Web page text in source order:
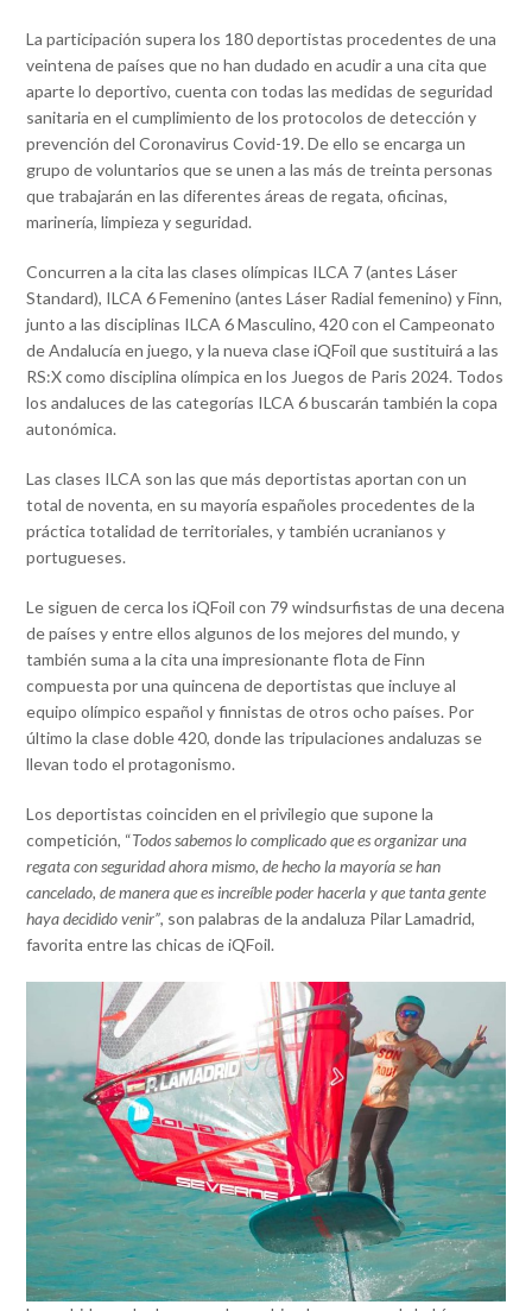
La participación supera los 180 deportistas procedentes de una
veintena de países que no han dudado en acudir a una cita que
aparte lo deportivo, cuenta con todas las medidas de seguridad
sanitaria en el cumplimiento de los protocolos de detección y
prevención del Coronavirus Covid-19. De ello se encarga un
grupo de voluntarios que se unen a las más de treinta personas
que trabajarán en las diferentes áreas de regata, oficinas,
marinería, limpieza y seguridad.
Concurren a la cita las clases olímpicas ILCA 7 (antes Láser
Standard), ILCA 6 Femenino (antes Láser Radial femenino) y Finn,
junto a las disciplinas ILCA 6 Masculino, 420 con el Campeonato
de Andalucía en juego, y la nueva clase iQFoil que sustituirá a las
RS:X como disciplina olímpica en los Juegos de Paris 2024. Todos
los andaluces de las categorías ILCA 6 buscarán también la copa
autonómica.
Las clases ILCA son las que más deportistas aportan con un
total de noventa, en su mayoría españoles procedentes de la
práctica totalidad de territoriales, y también ucranianos y
portugueses.
Le siguen de cerca los iQFoil con 79 windsurfistas de una decena
de países y entre ellos algunos de los mejores del mundo, y
también suma a la cita una impresionante flota de Finn
compuesta por una quincena de deportistas que incluye al
equipo olímpico español y finnistas de otros ocho países. Por
último la clase doble 420, donde las tripulaciones andaluzas se
llevan todo el protagonismo.
Los deportistas coinciden en el privilegio que supone la
competición, “Todos sabemos lo complicado que es organizar una
regata con seguridad ahora mismo, de hecho la mayoría se han
cancelado, de manera que es increíble poder hacerla y que tanta gente
haya decidido venir”, son palabras de la andaluza Pilar Lamadrid,
favorita entre las chicas de iQFoil.